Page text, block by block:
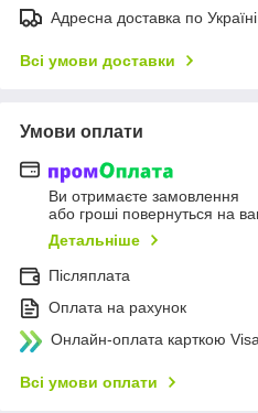
Адресна доставка по Україні
Всі умови доставки
Умови оплати
Ви отримаєте замовлення
або гроші повернуться на
Детальніше
Післяплата
Оплата на рахунок
Онлайн-оплата карткою
Всі умови оплати